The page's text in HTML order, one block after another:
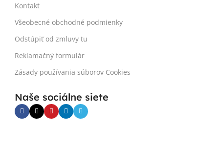
Kontakt
Všeobecné obchodné podmienky
Odstúpiť od zmluvy tu
Reklamačný formulár
Zásady používania súborov Cookies
Naše sociálne siete